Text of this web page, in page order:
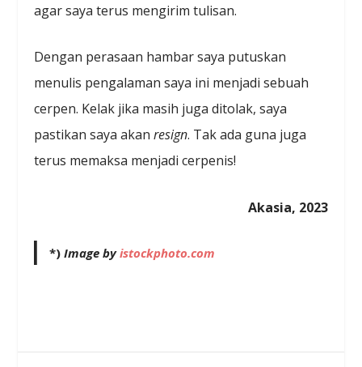
agar saya terus mengirim tulisan.
Dengan perasaan hambar saya putuskan
menulis pengalaman saya ini menjadi sebuah
cerpen. Kelak jika masih juga ditolak, saya
pastikan saya akanresign. Tak ada guna juga
terus memaksa menjadi cerpenis!
Akasia, 2023
*) Image byistockphoto.com